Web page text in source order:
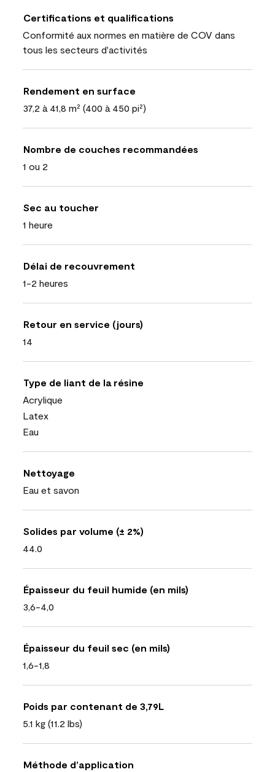
Certifications et qualifications
Conformité aux normes en matière de COV dans
tous les secteurs d'activités
Rendement en surface
37,2 à 41,8 m² (400 à 450 pi²)
Nombre de couches recommandées
1 ou 2
Sec au toucher
1 heure
Délai de recouvrement
1-2 heures
Retour en service (jours)
14
Type de liant de la résine
Acrylique
Latex
Eau
Nettoyage
Eau et savon
Solides par volume (± 2%)
44.0
Épaisseur du feuil humide (en mils)
3,6-4,0
Épaisseur du feuil sec (en mils)
1,6-1,8
Poids par contenant de 3,79L
5.1 kg (11.2 lbs)
Méthode d’application